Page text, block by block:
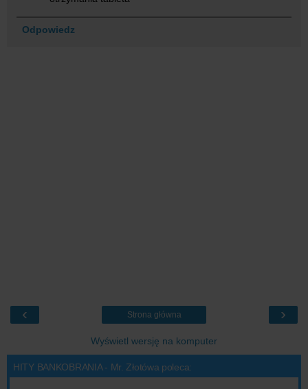
Odpowiedz
‹ ›
Strona główna
Wyświetl wersję na komputer
HITY BANKOBRANIA - Mr. Złotówa poleca: